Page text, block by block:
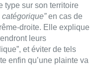
type sur son territoire
catégorique”en cas de
droite. Elle explique
leurs
et éviter de tels
enfin qu’une plainte va